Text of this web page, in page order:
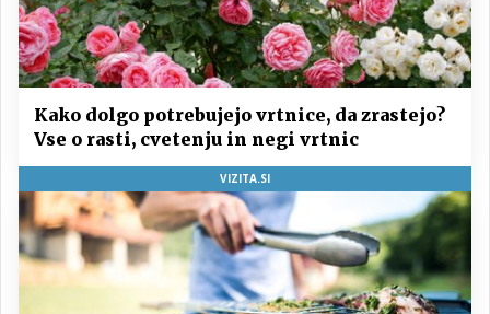
Kako dolgo potrebujejo vrtnice, da zrastejo?
Vse o rasti, cvetenju in negi vrtnic
VIZITA.SI